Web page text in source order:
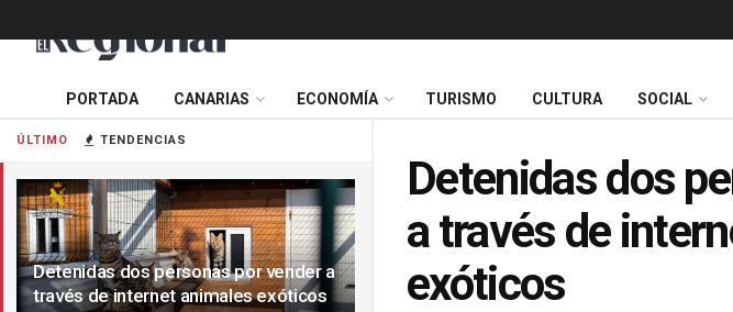
ÚLTIMO TENDENCIAS
Detenidas dos personas por vender a
través de internet animales exóticos
PORTADA CANARIAS ECONOMÍA TURISMO CULTURA SOCIAL
Detenidas dos
a través de
exóticos